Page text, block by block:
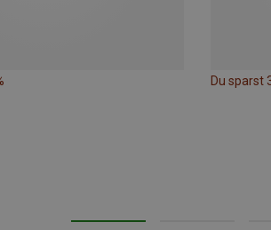
Du sparst